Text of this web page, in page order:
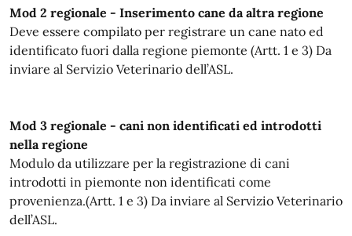
Mod 2 regionale - Inserimento cane da altra regione
Deve essere compilato per registrare un cane nato ed
identificato fuori dalla regione piemonte (Artt. 1 e 3) Da
inviare al Servizio Veterinario dell’ASL.
Mod 3 regionale - cani non identificati ed introdotti
nella regione
Modulo da utilizzare per la registrazione di cani
introdotti in piemonte non identificati come
provenienza.(Artt. 1 e 3) Da inviare al Servizio Veterinario
dell’ASL.